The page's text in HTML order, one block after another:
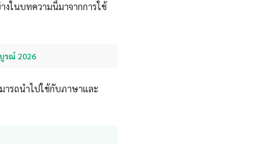
งในบทความนี้มาจากการใช้
รณ์ 2026
ารถนำไปใช้กับภาษาและ